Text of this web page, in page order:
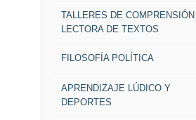
TALLERES DE COMPRENSIÓN
LECTORA DE TEXTOS
FILOSOFÍA POLÍTICA
APRENDIZAJE LÚDICO Y
DEPORTES